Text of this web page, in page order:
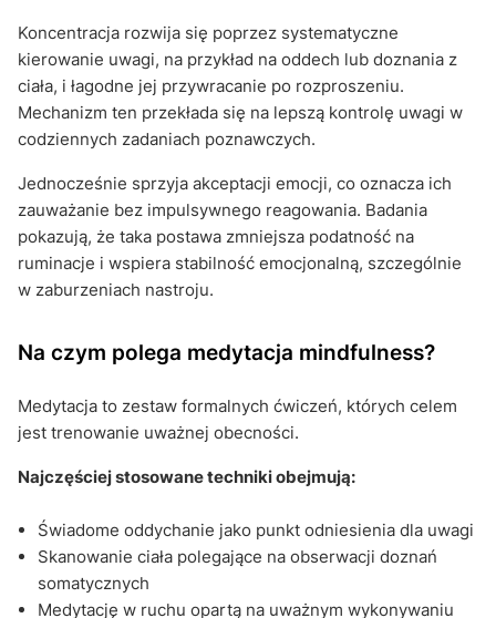
Koncentracja rozwija się poprzez systematyczne
kierowanie uwagi, na przykład na oddech lub doznania z
ciała, i łagodne jej przywracanie po rozproszeniu.
Mechanizm ten przekłada się na lepszą kontrolę uwagi w
codziennych zadaniach poznawczych.
Jednocześnie sprzyja akceptacji emocji, co oznacza ich
zauważanie bez impulsywnego reagowania. Badania
pokazują, że taka postawa zmniejsza podatność na
ruminacje i wspiera stabilność emocjonalną, szczególnie
w zaburzeniach nastroju.
Na czym polega medytacja mindfulness?
Medytacja to zestaw formalnych ćwiczeń, których celem
jest trenowanie uważnej obecności.
Najczęściej stosowane techniki obejmują:
Świadome oddychanie jako punkt odniesienia dla uwagi
Skanowanie ciała polegające na obserwacji doznań
somatycznych
Medytację w ruchu opartą na uważnym wykonywaniu